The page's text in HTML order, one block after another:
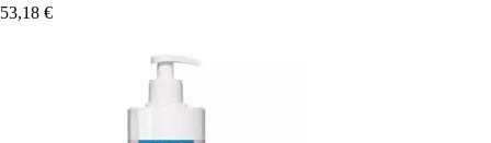
53,18 €